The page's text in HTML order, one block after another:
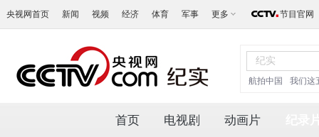
央视网首页 新闻 视频 经济 体育 军事 更多 节目官网
航拍中国 我们这
首页 电视剧 动画片